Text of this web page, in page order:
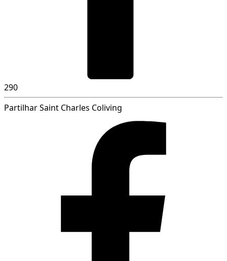
290
Partilhar Saint Charles Coliving